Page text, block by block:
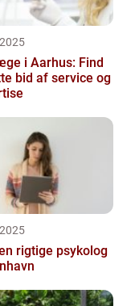
i Aarhus: Find
bid af service og
rigtige psykolog